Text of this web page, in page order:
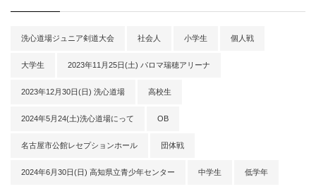
洗心道場ジュニア剣道大会 社会人 小学生 個人戦
大学生 2023年11月25日(土) パロマ瑞穂アリーナ
2023年12月30日(日) 洗心道場 高校生
2024年5月24(土)洗心道場にって OB
名古屋市公館レセプションホール 団体戦
2024年6月30日(日) 高知県立青少年センター 中学生 低学年